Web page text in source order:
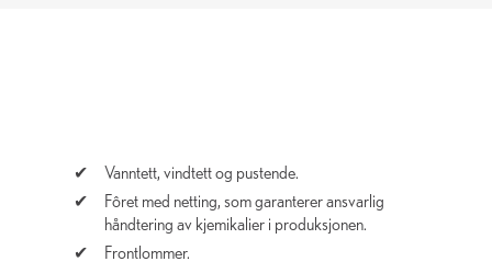
Vanntett, vindtett og pustende.
Fôret med netting, som garanterer ansvarlig
håndtering av kjemikalier i produksjonen.
Frontlommer.